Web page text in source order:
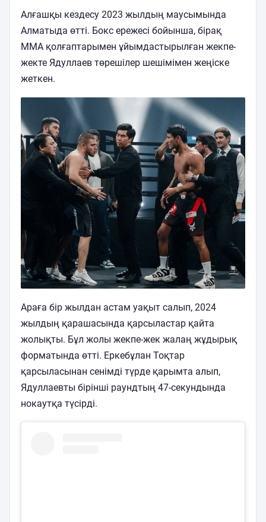
Алғашқы кездесу 2023 жылдың маусымында
Алматыда өтті. Бокс ережесі бойынша, бірақ
ММА қолғаптарымен ұйымдастырылған жекпе-
жекте Ядуллаев төрешілер шешімімен жеңіске
жеткен.
Араға бір жылдан астам уақыт салып, 2024
жылдың қарашасында қарсыластар қайта
жолықты. Бұл жолы жекпе-жек жалаң жұдырық
форматында өтті. Еркебұлан Тоқтар
қарсыласынан сенімді түрде қарымта алып,
Ядуллаевты бірінші раундтың 47-секундында
нокаутқа түсірді.